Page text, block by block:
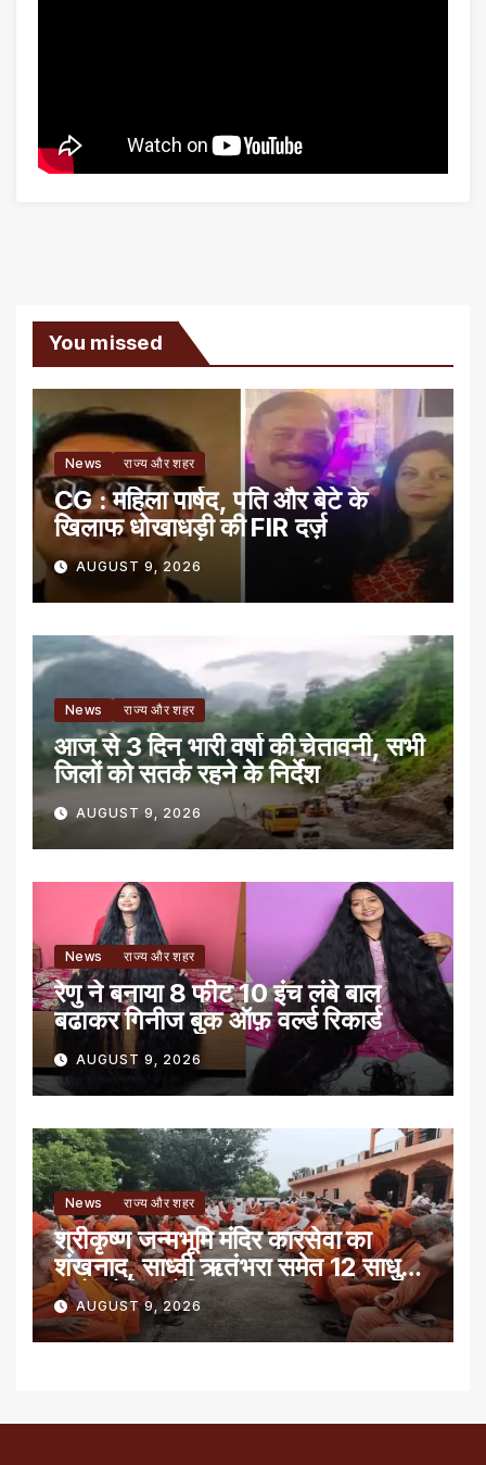
You missed
News राज्य और शहर
CG : महिला पार्षद, पति और बेटे के
खिलाफ धोखाधड़ी की FIR दर्ज़
AUGUST 9, 2026
News राज्य और शहर
आज से 3 दिन भारी वर्षा की चेतावनी, सभी
जिलों को सतर्क रहने के निर्देश
AUGUST 9, 2026
News राज्य और शहर
रेणु ने बनाया 8 फीट 10 इंच लंबे बाल
बढाकर गिनीज बुक ऑफ़ वर्ल्ड रिकार्ड
AUGUST 9, 2026
News राज्य और शहर
श्रीकृष्ण जन्मभूमि मंदिर कारसेवा का
शंखनाद, साध्वी ऋतंभरा समेत 12 साधु-
संतों को रेड नोटिस
AUGUST 9, 2026